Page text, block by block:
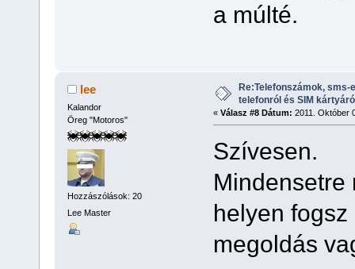
a múlté.
lee
Kalandor
Öreg "Motoros"
Hozzászólások: 20
Lee Master
Re:Telefonszámok,
telefonról és SIM
« Válasz #8 Dátum: 2011. Október
Szívesen.
Mindensetre
helyen
megoldás